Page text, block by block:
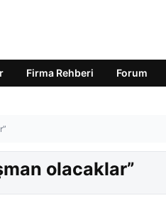
Firma Rehberi Forum
olacaklar”